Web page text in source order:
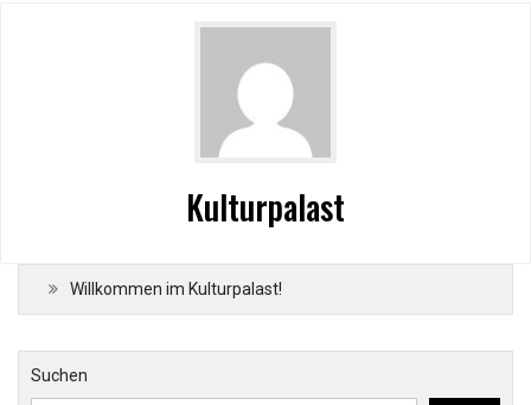
Kulturpalast
Willkommen im Kulturpalast!
Suchen